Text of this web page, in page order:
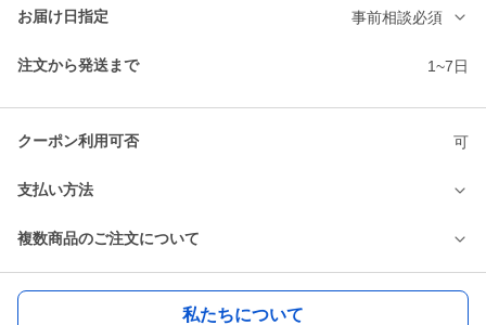
お届け日指定 事前相談必須
注文から発送まで 1~7日
クーポン利用可否 可
支払い方法
複数商品のご注文について
私たちについて